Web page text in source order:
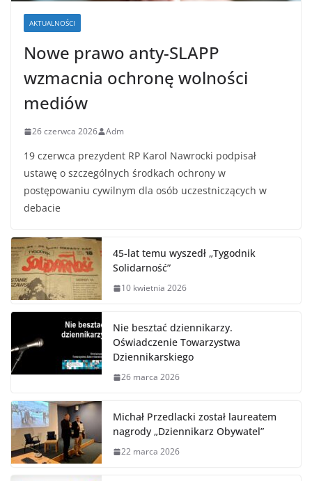
AKTUALNOŚCI
Nowe prawo anty-SLAPP
wzmacnia ochronę wolności
mediów
26 czerwca 2026 Adm
19 czerwca prezydent RP Karol Nawrocki podpisał
ustawę o szczególnych środkach ochrony w
postępowaniu cywilnym dla osób uczestniczących w
debacie
45-lat temu wyszedł „Tygodnik
Solidarność”
10 kwietnia 2026
Nie besztać dziennikarzy.
Oświadczenie Towarzystwa
Dziennikarskiego
26 marca 2026
Michał Przedlacki został laureatem
nagrody „Dziennikarz Obywatel”
22 marca 2026